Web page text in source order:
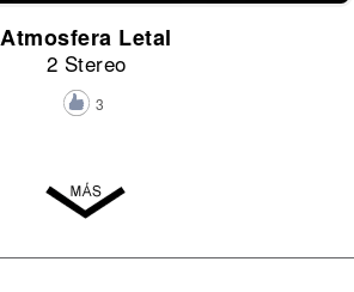
Atmosfera Letal
2 Stereo
3